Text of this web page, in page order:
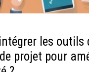
les
projet pour